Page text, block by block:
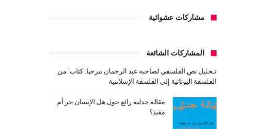
مشاركات عشوائية
المشاركات الشائعة
تـحليل نص الفلسفي لصاحبه عبد الرحمان مرحبا. كتاب: من
الفلسفة اليونانية إلى الفلسفة الإسلامية
مقالة جدلية رائع حول هل الإنسان حر أم
مقيد؟